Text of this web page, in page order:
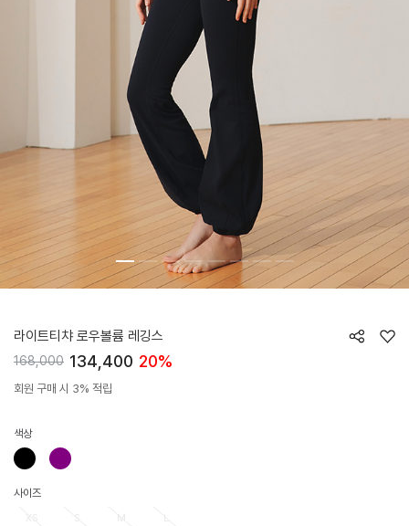
라이트티챠 로우볼륨 레깅스
168,000 134,400 20%
회원 구매 시 3% 적립
색상
사이즈